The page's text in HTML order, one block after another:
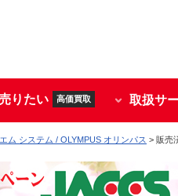
りたい 高価買取 取扱サ
ム システム / OLYMPUS オリンパス > 販売